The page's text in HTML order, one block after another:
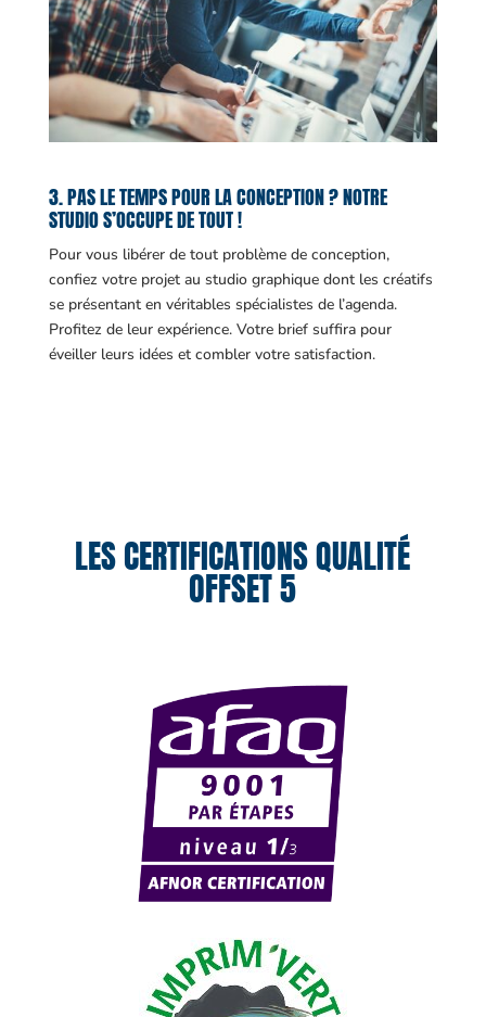
3. PAS LE TEMPS POUR LA CONCEPTION ? NOTRE
STUDIO S’OCCUPE DE TOUT !
Pour vous libérer de tout problème de conception,
confiez votre projet au studio graphique dont les créatifs
se présentant en véritables spécialistes de l’agenda.
Profitez de leur expérience. Votre brief suffira pour
éveiller leurs idées et combler votre satisfaction.
LES CERTIFICATIONS QUALITÉ
OFFSET 5